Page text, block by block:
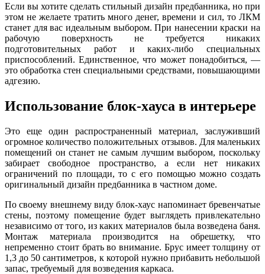
Если вы хотите сделать стильный дизайн предбанника, но при
этом не желаете тратить много денег, времени и сил, то ЛКМ
станет для вас идеальным выбором. При нанесении краски на
рабочую поверхность не требуется никаких
подготовительных работ и каких-либо специальных
приспособлений. Единственное, что может понадобиться, —
это обработка стен специальными средствами, повышающими
адгезию.
Использование блок-хауса в интерьере
Это еще один распространенный материал, заслуживший
огромное количество положительных отзывов. Для маленьких
помещений он станет не самым лучшим выбором, поскольку
забирает свободное пространство, а если нет никаких
ограничений по площади, то с его помощью можно создать
оригинальный дизайн предбанника в частном доме.
По своему внешнему виду блок-хаус напоминает бревенчатые
стены, поэтому помещение будет выглядеть привлекательно
независимо от того, из каких материалов была возведена баня.
Монтаж материала производится на обрешетку, что
непременно стоит брать во внимание. Брус имеет толщину от
1,3 до 50 сантиметров, к которой нужно прибавить небольшой
запас, требуемый для возведения каркаса.